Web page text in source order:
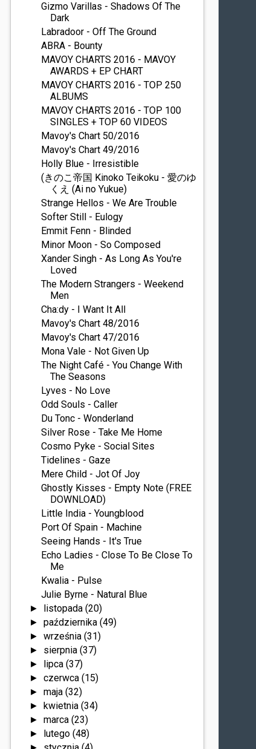
Gizmo Varillas - Shadows Of The
Dark
Labradoor - Off The Ground
ABRA - Bounty
MAVOY CHARTS 2016 - MAVOY
AWARDS + EP CHART
MAVOY CHARTS 2016 - TOP 250
ALBUMS
MAVOY CHARTS 2016 - TOP 100
SINGLES + TOP 60 VIDEOS
Mavoy's Chart 50/2016
Mavoy's Chart 49/2016
Holly Blue - Irresistible
(きのこ帝国 Kinoko Teikoku - 愛のゆ
くえ (Ai no Yukue)
Strange Hellos - We Are Trouble
Softer Still - Eulogy
Emmit Fenn - Blinded
Minor Moon - So Composed
Xander Singh - As Long As You're
Loved
The Modern Strangers - Weekend
Men
Cha:dy - I Want It All
Mavoy's Chart 48/2016
Mavoy's Chart 47/2016
Mona Vale - Not Given Up
The Night Café - You Change With
The Seasons
Lyves - No Love
Odd Souls - Caller
Du Tonc - Wonderland
Silver Rose - Take Me Home
Cosmo Pyke - Social Sites
Tidelines - Gaze
Mere Child - Jot Of Joy
Ghostly Kisses - Empty Note (FREE
DOWNLOAD)
Little India - Youngblood
Port Of Spain - Machine
Seeing Hands - It's True
Echo Ladies - Close To Be Close To
Me
Kwalia - Pulse
Julie Byrne - Natural Blue
► listopada (20)
► października (49)
► września (31)
► sierpnia (37)
► lipca (37)
► czerwca (15)
► maja (32)
► kwietnia (34)
► marca (23)
► lutego (48)